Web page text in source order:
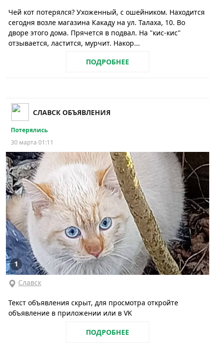
Чей кот потерялся? Ухоженный, с ошейником. Находится
сегодня возле магазина Какаду на ул. Талаха, 10. Во
дворе этого дома. Прячется в подвал. На "кис-кис"
отзывается, ластится, мурчит. Накор...
ПОДРОБНЕЕ
СЛАВСК ОБЪЯВЛЕНИЯ
Потерялись
30 марта 01:11
1
Славск
Текст объявления скрыт, для просмотра откройте
объявление в приложении или в VK
ПОДРОБНЕЕ